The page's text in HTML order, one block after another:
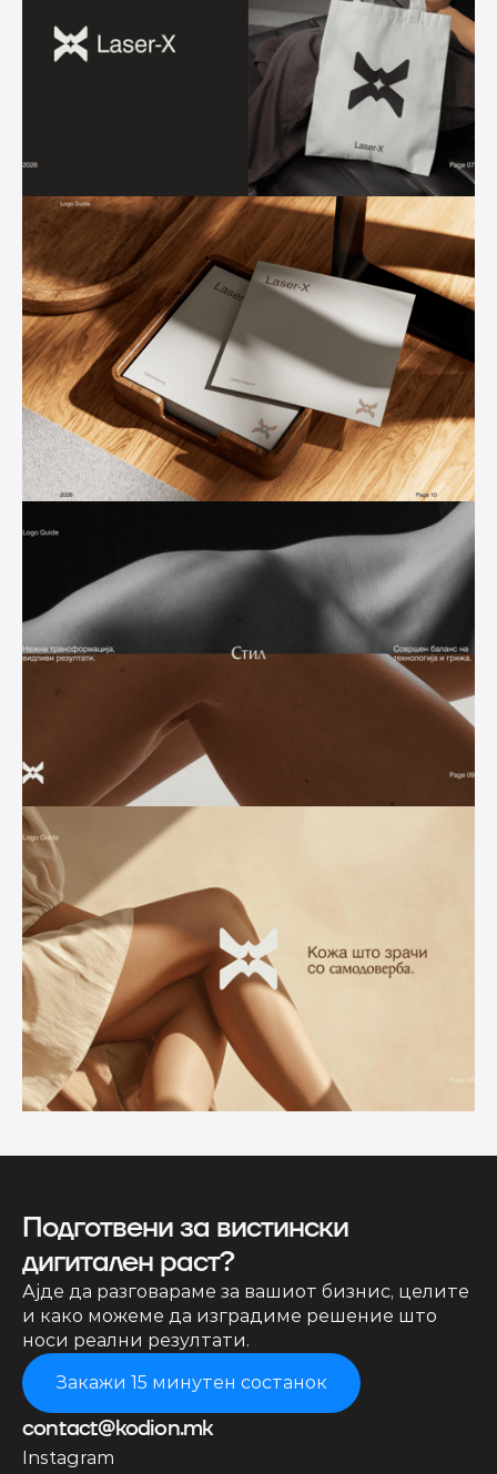
Подготвени за вистински
дигитален раст?
Ајде да разговараме за вашиот бизнис, целите
и како можеме да изградиме решение што
носи реални резултати.
Закажи 15 минутен состанок
contact@kodion.mk
Instagram